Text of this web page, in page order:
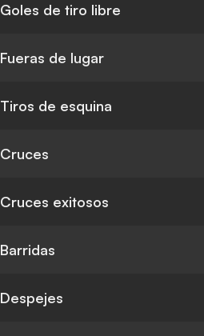
Goles de tiro libre
Fueras de lugar
Tiros de esquina
Cruces
Cruces exitosos
Barridas
Despejes